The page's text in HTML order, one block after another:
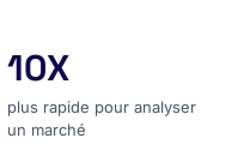
plus rapide pour analyser
10X
plus rapide pour analyser
un marché